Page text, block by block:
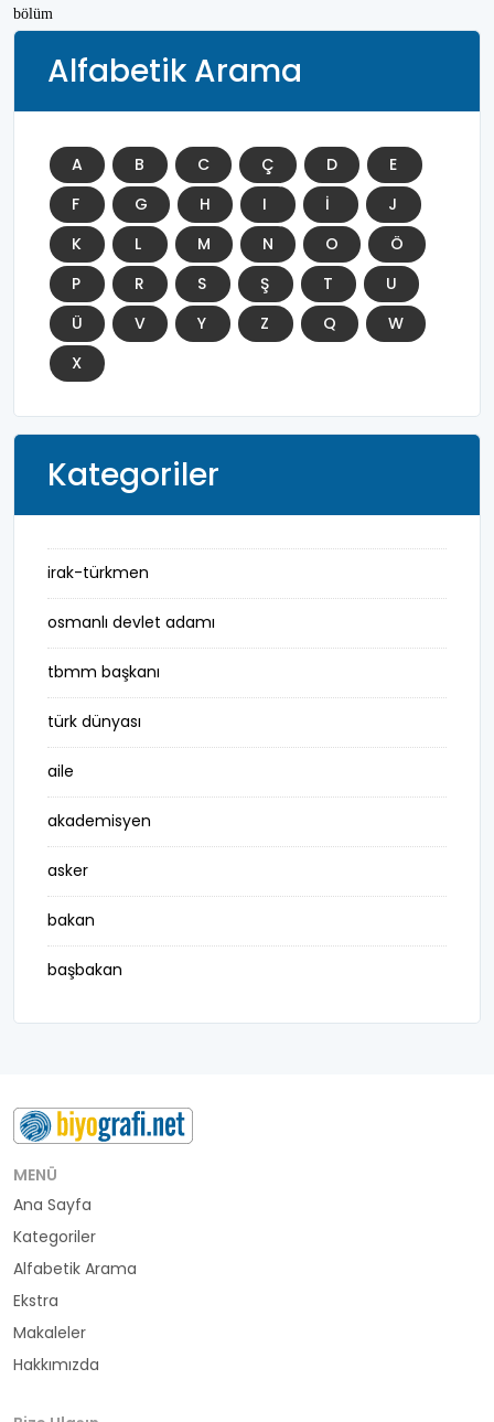
bölüm
Alfabetik Arama
A B C Ç D
E
F
G H I İ
J
K
L M N O
Ö
P
R S Ş T
U
Ü
V Y Z Q
W
X
Kategoriler
irak-türkmen
osmanlı devlet adamı
tbmm başkanı
türk dünyası
aile
akademisyen
asker
bakan
başbakan
belediye başkanı
buluş
bürokrat
büyükelçi
cumhurbaşkanı
din adamı
doktor
MENÜ
Ana Sayfa
Kategoriler
Alfabetik Arama
Ekstra
Makaleler
Hakkımızda